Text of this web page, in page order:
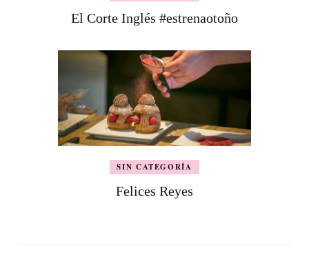
El Corte Inglés #estrenaotoño
SIN CATEGORÍA
Felices Reyes